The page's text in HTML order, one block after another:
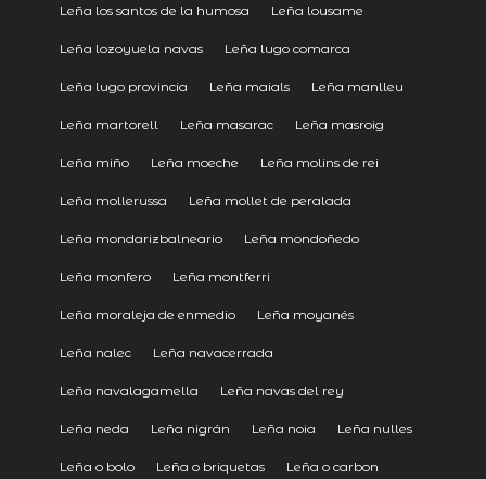
Leña los santos de la humosa Leña lousame
Leña lozoyuela navas Leña lugo comarca
Leña lugo provincia Leña maials Leña manlleu
Leña martorell Leña masarac Leña masroig
Leña miño Leña moeche Leña molins de rei
Leña mollerussa Leña mollet de peralada
Leña mondarizbalneario Leña mondoñedo
Leña monfero Leña montferri
Leña moraleja de enmedio Leña moyanés
Leña nalec Leña navacerrada
Leña navalagamella Leña navas del rey
Leña neda Leña nigrán Leña noia Leña nulles
Leña o bolo Leña o briquetas Leña o carbon